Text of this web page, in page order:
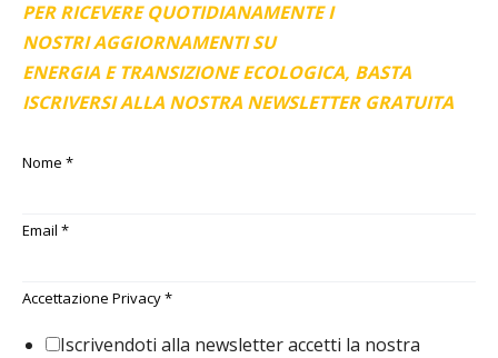
PER RICEVERE QUOTIDIANAMENTE I
NOSTRI AGGIORNAMENTI SU
ENERGIA E TRANSIZIONE ECOLOGICA, BASTA
ISCRIVERSI ALLA NOSTRA NEWSLETTER GRATUITA
Nome *
Email *
Accettazione Privacy*
Iscrivendoti alla newsletter accetti la nostra